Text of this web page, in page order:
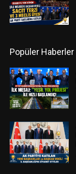
Popüler Haberler